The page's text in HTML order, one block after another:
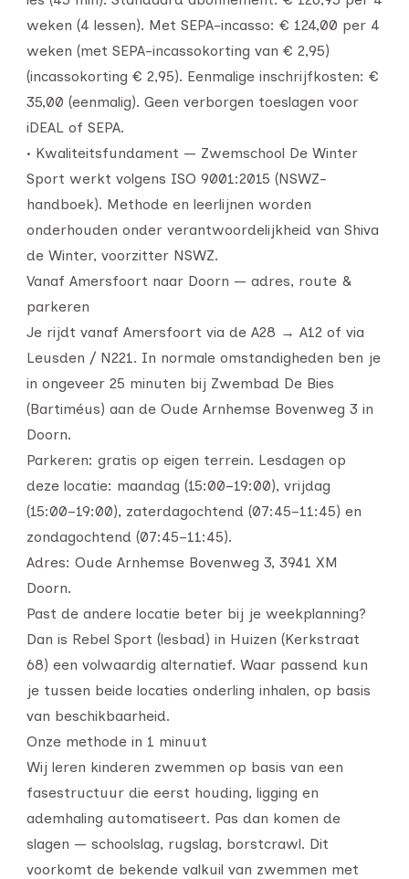
weken (4 lessen). Met SEPA-incasso: € 124,00 per 4
weken (met SEPA-incassokorting van € 2,95)
(incassokorting € 2,95). Eenmalige inschrijfkosten: €
35,00 (eenmalig). Geen verborgen toeslagen voor
iDEAL of SEPA.
• Kwaliteitsfundament — Zwemschool De Winter
Sport werkt volgens ISO 9001:2015 (NSWZ-
handboek). Methode en leerlijnen worden
onderhouden onder verantwoordelijkheid van Shiva
de Winter, voorzitter NSWZ.
Vanaf Amersfoort naar Doorn — adres, route &
parkeren
Je rijdt vanaf Amersfoort via de A28 → A12 of via
Leusden / N221. In normale omstandigheden ben je
in ongeveer 25 minuten bij Zwembad De Bies
(Bartiméus) aan de Oude Arnhemse Bovenweg 3 in
Doorn.
Parkeren: gratis op eigen terrein. Lesdagen op
deze locatie: maandag (15:00–19:00), vrijdag
(15:00–19:00), zaterdagochtend (07:45–11:45) en
zondagochtend (07:45–11:45).
Adres: Oude Arnhemse Bovenweg 3, 3941 XM
Doorn.
Past de andere locatie beter bij je weekplanning?
Dan is Rebel Sport (lesbad) in Huizen (Kerkstraat
68) een volwaardig alternatief. Waar passend kun
je tussen beide locaties onderling inhalen, op basis
van beschikbaarheid.
Onze methode in 1 minuut
Wij leren kinderen zwemmen op basis van een
fasestructuur die eerst houding, ligging en
ademhaling automatiseert. Pas dan komen de
slagen — schoolslag, rugslag, borstcrawl. Dit
voorkomt de bekende valkuil van zwemmen met